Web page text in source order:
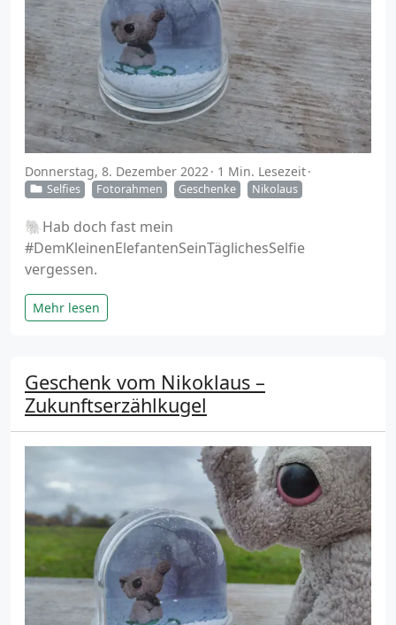
Donnerstag, 8. Dezember 2022 1 Min. Lesezeit
Selfies Fotorahmen Geschenke Nikolaus
🐘Hab doch fast mein
#DemKleinenElefantenSeinTäglichesSelfie
vergessen.
Mehr lesen
Geschenk vom Nikoklaus –
Zukunftserzählkugel